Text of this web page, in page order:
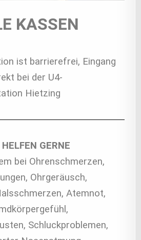
KASSEN
ist barrierefrei, Eingang
bei der U4-
Hietzing
GERNE
bei Ohrenschmerzen,
Ohrgeräusch,
Atemnot,
Schluckproblemen,